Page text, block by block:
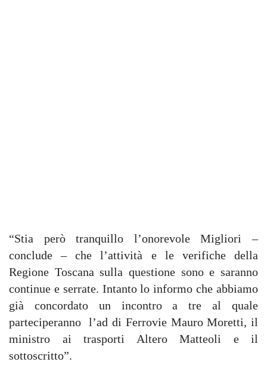
“Stia però tranquillo l’onorevole Migliori –
conclude – che l’attività e le verifiche della
Regione Toscana sulla questione sono e saranno
continue e serrate. Intanto lo informo che abbiamo
già concordato un incontro a tre al quale
parteciperanno l’ad di Ferrovie Mauro Moretti, il
ministro ai trasporti Altero Matteoli e il
sottoscritto”.